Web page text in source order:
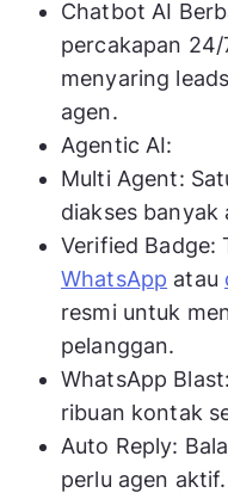
Chatbot AI
percakapan 24/
menyaring
agen.
Agentic AI:
Multi Agent:
diakses banyak
Verified Badge:
WhatsApp atau
resmi untuk
pelanggan.
WhatsApp
ribuan kontak
Auto Reply:
perlu agen aktif.